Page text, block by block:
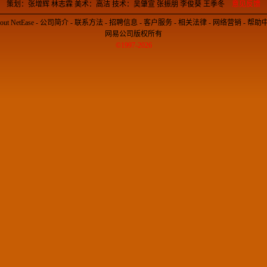
策划：张增辉 林志霖 美术：高洁 技术：吴肇宣 张振朋 李俊葵 王季冬 意见反馈
NetEase - 公司简介 - 联系方法 - 招聘信息 - 客户服务 - 相关法律 - 网络营销 - 帮助
网易公司版权所有
©1997-2026